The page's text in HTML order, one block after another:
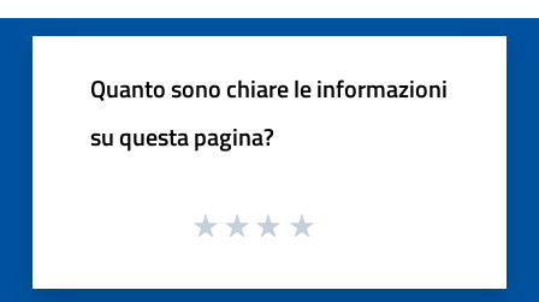
Quanto sono chiare le informazioni
su questa pagina?